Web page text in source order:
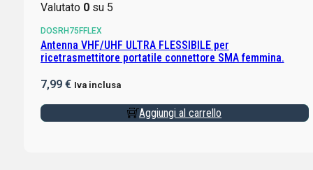
Valutato 0su 5
DOSRH75FFLEX
Antenna VHF/UHF ULTRA FLESSIBILE per
ricetrasmettitore portatile connettore SMA femmina.
7,99 € Iva inclusa
Aggiungi al carrello